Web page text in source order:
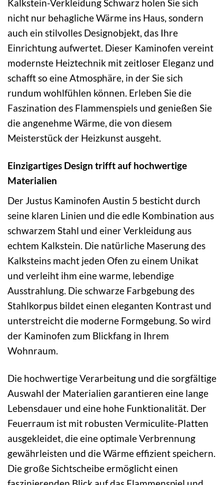
Kalkstein-Verkleidung Schwarz holen Sie sich
nicht nur behagliche Wärme ins Haus, sondern
auch ein stilvolles Designobjekt, das Ihre
Einrichtung aufwertet. Dieser Kaminofen vereint
modernste Heiztechnik mit zeitloser Eleganz und
schafft so eine Atmosphäre, in der Sie sich
rundum wohlfühlen können. Erleben Sie die
Faszination des Flammenspiels und genießen Sie
die angenehme Wärme, die von diesem
Meisterstück der Heizkunst ausgeht.
Einzigartiges Design trifft auf hochwertige
Materialien
Der Justus Kaminofen Austin 5 besticht durch
seine klaren Linien und die edle Kombination aus
schwarzem Stahl und einer Verkleidung aus
echtem Kalkstein. Die natürliche Maserung des
Kalksteins macht jeden Ofen zu einem Unikat
und verleiht ihm eine warme, lebendige
Ausstrahlung. Die schwarze Farbgebung des
Stahlkorpus bildet einen eleganten Kontrast und
unterstreicht die moderne Formgebung. So wird
der Kaminofen zum Blickfang in Ihrem
Wohnraum.
Die hochwertige Verarbeitung und die sorgfältige
Auswahl der Materialien garantieren eine lange
Lebensdauer und eine hohe Funktionalität. Der
Feuerraum ist mit robusten Vermiculite-Platten
ausgekleidet, die eine optimale Verbrennung
gewährleisten und die Wärme effizient speichern.
Die große Sichtscheibe ermöglicht einen